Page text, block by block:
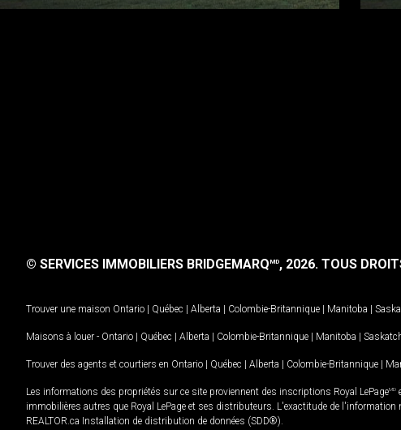
© SERVICES IMMOBILIERS BRIDGEMARQMD, 2026. TOUS
Trouver une maison Ontario | Québec | Alberta | Colombie-Britannique | Manitoba |
Maisons à louer - Ontario | Québec | Alberta | Colombie-Britannique | Manitoba |
Trouver des agents et courtiers en Ontario | Québec | Alberta | Colombie-Britannique |
Les informations des propriétés sur ce site proviennent des inscriptions Royal LePageMD
immobilières autres que Royal LePage et ses distributeurs. L'exactitude de
REALTOR.ca Installation de distribution de données (SDD®).